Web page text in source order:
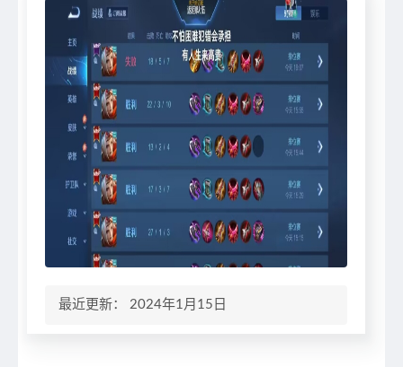
最近更新： 2024年1月15日